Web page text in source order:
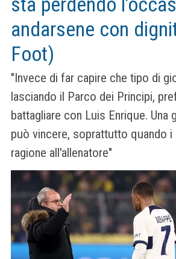
andarsene con
Foot)
"Invece di far capire che tipo di
lasciando il Parco dei Principi,
battagliare con Luis Enrique. Una
può vincere, soprattutto quando i
ragione all'allenatore"